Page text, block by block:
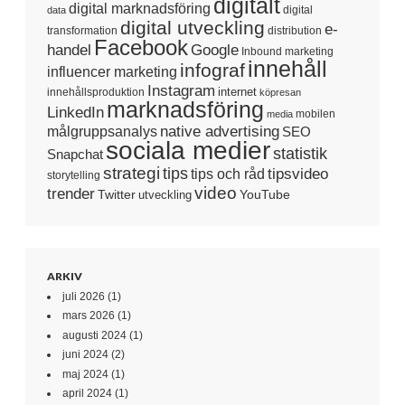
data digital marknadsföring digitalt digital
transformation digital utveckling distribution e-
handel Facebook Google Inbound marketing
influencer marketing infografinnehåll
innehållsproduktion Instagram internet köpresan
LinkedIn marknadsföring media mobilen
målgruppsanalys native advertising SEO
Snapchat sociala medierstatistik
storytelling strategi tipstips och råd tipsvideo
trenderTwitter utveckling video YouTube
ARKIV
juli 2026 (1)
mars 2026 (1)
augusti 2024 (1)
juni 2024 (2)
maj 2024 (1)
april 2024 (1)